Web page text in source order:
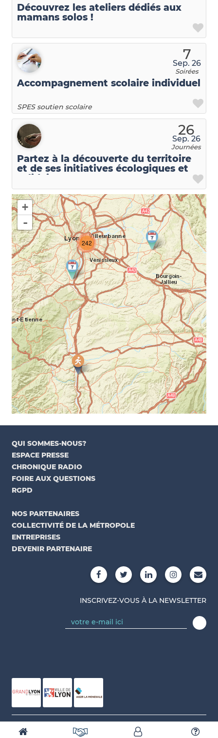
Découvrez les ateliers dédiés aux
mamans solos !
7
Sep. 26
Soirées
Accompagnement scolaire individuel
SPES soutien scolaire
26
Sep. 26
Journées
Partez à la découverte du territoire
et de ses initiatives écologiques et
solidaires
242
+
-
QUI SOMMES-NOUS?
ESPACE PRESSE
CHRONIQUE RADIO
FOIRE AUX QUESTIONS
RGPD
NOS PARTENAIRES
COLLECTIVITÉ DE LA MÉTROPOLE
ENTREPRISES
DEVENIR PARTENAIRE
INSCRIVEZ-VOUS À LA NEWSLETTER
Conçu et réalisé par Numidev